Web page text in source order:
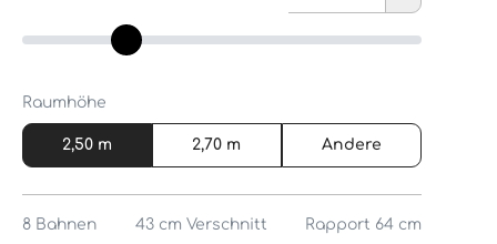
Raumhöhe
2,50 m 2,70 m Andere
8 Bahnen 43 cm Verschnitt Rapport 64 cm